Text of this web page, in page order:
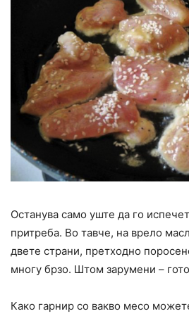
Останува само уште да го
притреба. Во тавче, на врело
двете страни, претходно
многу брзо. Штом зарумени –
Како гарнир со вакво месо